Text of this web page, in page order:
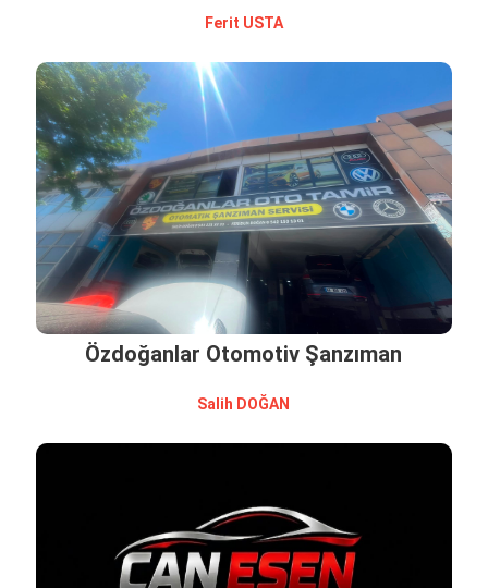
Feri̇t USTA
Özdoğanlar Otomotiv Şanzıman
Sali̇h DOĞAN